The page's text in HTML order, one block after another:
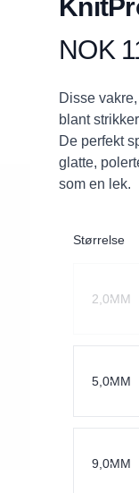
NOK
Description
Disse
blant
De perfekt
glatte,
som en lek.
Størrelse
2,0MM
5,0MM
9,0MM